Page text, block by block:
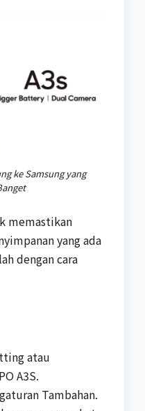
ke Samsung yang
memastikan
yang ada
dengan cara
atau
A3S.
Tambahan.